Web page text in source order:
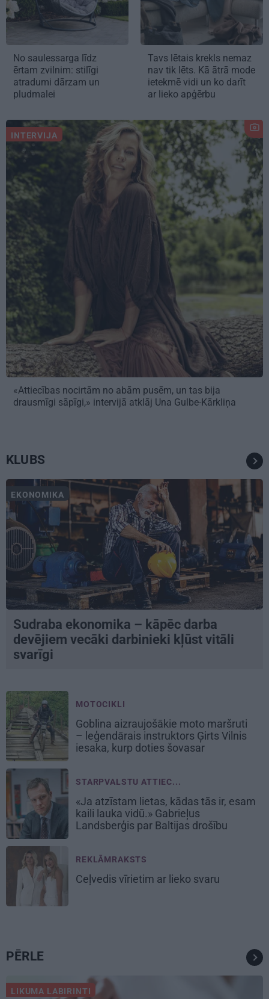
No saulessarga līdz
ērtam zvilnim: stilīgi
atradumi dārzam un
pludmalei
Tavs lētais krekls nemaz
nav tik lēts. Kā ātrā mode
ietekmē vidi un ko darīt
ar lieko apģērbu
INTERVIJA
«Attiecības nocirtām no abām pusēm, un tas bija
drausmīgi sāpīgi,» intervijā atklāj Una Gulbe-Kārkliņa
KLUBS
EKONOMIKA
Sudraba ekonomika – kāpēc darba
devējiem vecāki darbinieki kļūst vitāli
svarīgi
MOTOCIKLI
Goblina aizraujošākie moto maršruti
– leģendārais instruktors Ģirts Vilnis
iesaka, kurp doties šovasar
STARPVALSTU ATTIEC...
«Ja atzīstam lietas, kādas tās ir, esam
kaili lauka vidū.» Gabrieļus
Landsberģis par Baltijas drošību
REKLĀMRAKSTS
Ceļvedis vīrietim ar lieko svaru
PĒRLE
LIKUMA LABIRINTI